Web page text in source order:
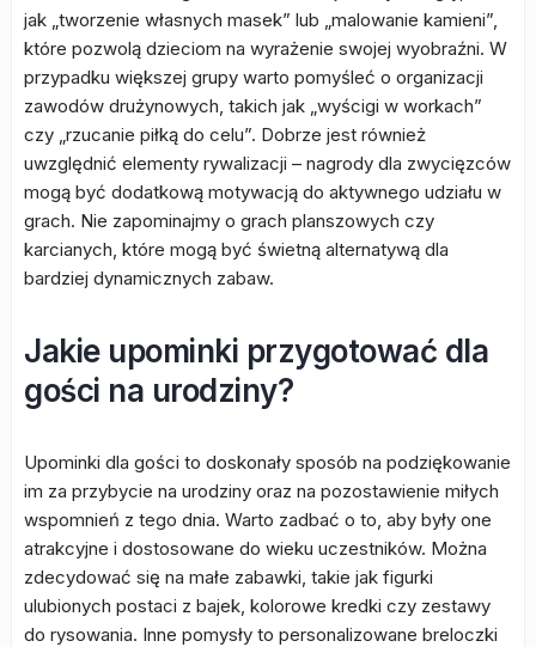
jak „tworzenie własnych masek” lub „malowanie kamieni”,
które pozwolą dzieciom na wyrażenie swojej wyobraźni. W
przypadku większej grupy warto pomyśleć o organizacji
zawodów drużynowych, takich jak „wyścigi w workach”
czy „rzucanie piłką do celu”. Dobrze jest również
uwzględnić elementy rywalizacji – nagrody dla zwycięzców
mogą być dodatkową motywacją do aktywnego udziału w
grach. Nie zapominajmy o grach planszowych czy
karcianych, które mogą być świetną alternatywą dla
bardziej dynamicznych zabaw.
Jakie upominki przygotować dla
gości na urodziny?
Upominki dla gości to doskonały sposób na podziękowanie
im za przybycie na urodziny oraz na pozostawienie miłych
wspomnień z tego dnia. Warto zadbać o to, aby były one
atrakcyjne i dostosowane do wieku uczestników. Można
zdecydować się na małe zabawki, takie jak figurki
ulubionych postaci z bajek, kolorowe kredki czy zestawy
do rysowania. Inne pomysły to personalizowane breloczki